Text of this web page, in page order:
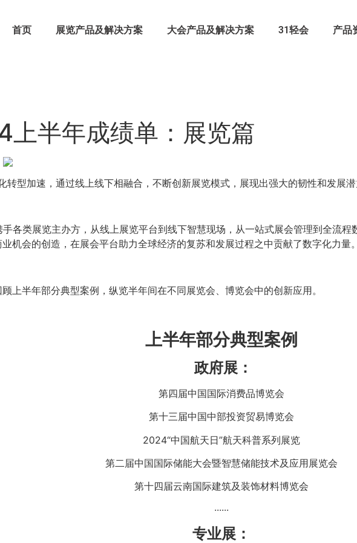
首页 展览产品及解决方案 大会产品及解决方案 31轻会 产品
上半年成绩单：展览篇
型加速，通过线上线下相融合，不断创新展览模式，展现出强大的韧性和发展潜
各类展览主办方，从线上展览平台到线下智慧现场，从一站式展会管理到全流
机会的创造，在展会平台助力全球经济的复苏和发展过程之中贡献了数字化力量。
上半年部分典型案例，纵览半年间在不同展览会、博览会中的创新应用。
上半年部分典型案例
政府展：
第四届中国国际消费品博览会
第十三届中国中部投资贸易博览会
2024“中国航天日”航天科普系列展览
第二届中国国际储能大会暨智慧储能技术及应用展览会
第十四届云南国际建筑及装饰材料博览会
······
专业展：